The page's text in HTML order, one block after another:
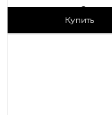
2
Купить